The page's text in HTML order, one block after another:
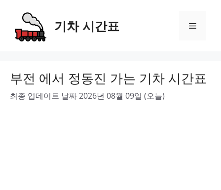
content
기차 시간표 Menu
부전 에서 정동진 가는 기차 시간표
최종 업데이트 날짜 2026년 08월 09일 (오늘)